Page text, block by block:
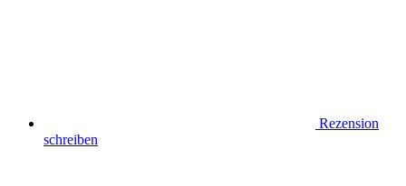
Rezension
schreiben